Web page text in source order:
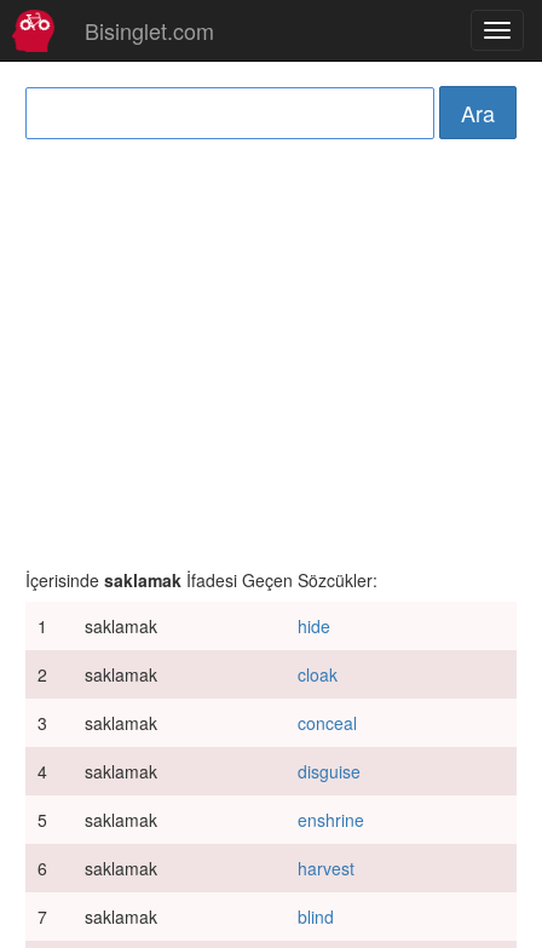
Bisinglet.com
İçerisinde saklamak İfadesi Geçen Sözcükler:
1
saklamak
hide
2
saklamak
cloak
3
saklamak
conceal
4
saklamak
disguise
5
saklamak
enshrine
6
saklamak
harvest
7
saklamak
blind